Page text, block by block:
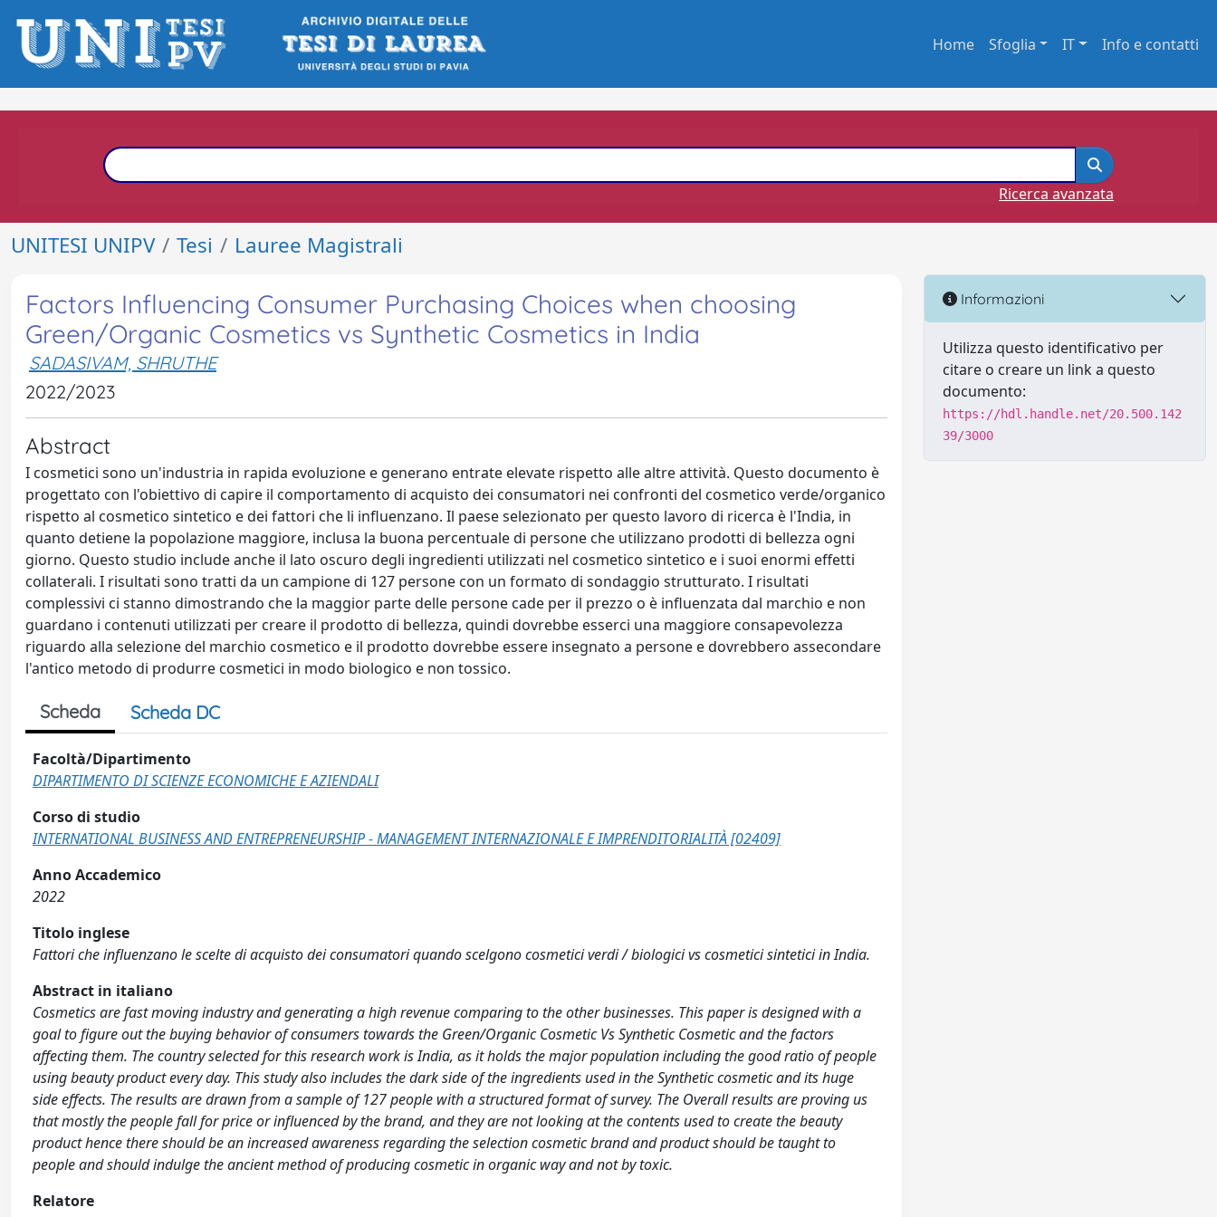
Home Sfoglia IT Info e contatti
Ricerca avanzata
UNITESI UNIPV Tesi Lauree Magistrali
Factors Influencing Consumer Purchasing Choices when choosing
Green/Organic Cosmetics vs Synthetic Cosmetics in India
SADASIVAM, SHRUTHE
2022/2023
Abstract
I cosmetici sono un'industria in rapida evoluzione e generano entrate elevate rispetto alle altre attività. Questo documento è
progettato con l'obiettivo di capire il comportamento di acquisto dei consumatori nei confronti del cosmetico verde/organico
rispetto al cosmetico sintetico e dei fattori che li influenzano. Il paese selezionato per questo lavoro di ricerca è l'India, in
quanto detiene la popolazione maggiore, inclusa la buona percentuale di persone che utilizzano prodotti di bellezza ogni
giorno. Questo studio include anche il lato oscuro degli ingredienti utilizzati nel cosmetico sintetico e i suoi enormi effetti
collaterali. I risultati sono tratti da un campione di 127 persone con un formato di sondaggio strutturato. I risultati
complessivi ci stanno dimostrando che la maggior parte delle persone cade per il prezzo o è influenzata dal marchio e non
guardano i contenuti utilizzati per creare il prodotto di bellezza, quindi dovrebbe esserci una maggiore consapevolezza
riguardo alla selezione del marchio cosmetico e il prodotto dovrebbe essere insegnato a persone e dovrebbero assecondare
l'antico metodo di produrre cosmetici in modo biologico e non tossico.
Scheda Scheda DC
Facoltà/Dipartimento
DIPARTIMENTO DI SCIENZE ECONOMICHE E AZIENDALI
Corso di studio
INTERNATIONAL BUSINESS AND ENTREPRENEURSHIP - MANAGEMENT INTERNAZIONALE E IMPRENDITORIALITÀ [02409]
Anno Accademico
2022
Titolo inglese
Fattori che influenzano le scelte di acquisto dei consumatori quando scelgono cosmetici verdi / biologici vs cosmetici sintetici in India.
Abstract in italiano
Cosmetics are fast moving industry and generating a high revenue comparing to the other businesses. This paper is designed with a
goal to figure out the buying behavior of consumers towards the Green/Organic Cosmetic Vs Synthetic Cosmetic and the factors
affecting them. The country selected for this research work is India, as it holds the major population including the good ratio of people
using beauty product every day. This study also includes the dark side of the ingredients used in the Synthetic cosmetic and its huge
side effects. The results are drawn from a sample of 127 people with a structured format of survey. The Overall results are proving us
that mostly the people fall for price or influenced by the brand, and they are not looking at the contents used to create the beauty
product hence there should be an increased awareness regarding the selection cosmetic brand and product should be taught to
people and should indulge the ancient method of producing cosmetic in organic way and not by toxic.
Relatore
Informazioni
Utilizza questo identificativo per
citare o creare un link a questo
documento:
https://hdl.handle.net/20.500.142
39/3000